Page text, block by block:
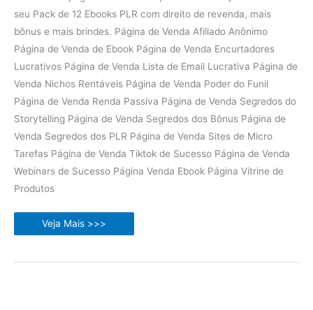
seu Pack de 12 Ebooks PLR com direito de revenda, mais
bônus e mais brindes. Página de Venda Afiliado Anônimo
Página de Venda de Ebook Página de Venda Encurtadores
Lucrativos Página de Venda Lista de Email Lucrativa Página de
Venda Nichos Rentáveis Página de Venda Poder do Funil
Página de Venda Renda Passiva Página de Venda Segredos do
Storytelling Página de Venda Segredos dos Bônus Página de
Venda Segredos dos PLR Página de Venda Sites de Micro
Tarefas Página de Venda Tiktok de Sucesso Página de Venda
Webinars de Sucesso Página Venda Ebook Página Vitrine de
Produtos
Pack
Veja Mais >>>